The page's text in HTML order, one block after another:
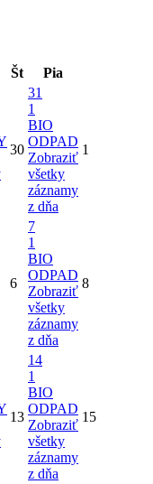
Št Pia
30
31
1
BIO
ODPAD
Zobraziť
všetky
záznamy
z dňa
1
6
7
1
BIO
ODPAD
Zobraziť
všetky
záznamy
z dňa
8
13
14
1
BIO
ODPAD
Zobraziť
všetky
záznamy
z dňa
15